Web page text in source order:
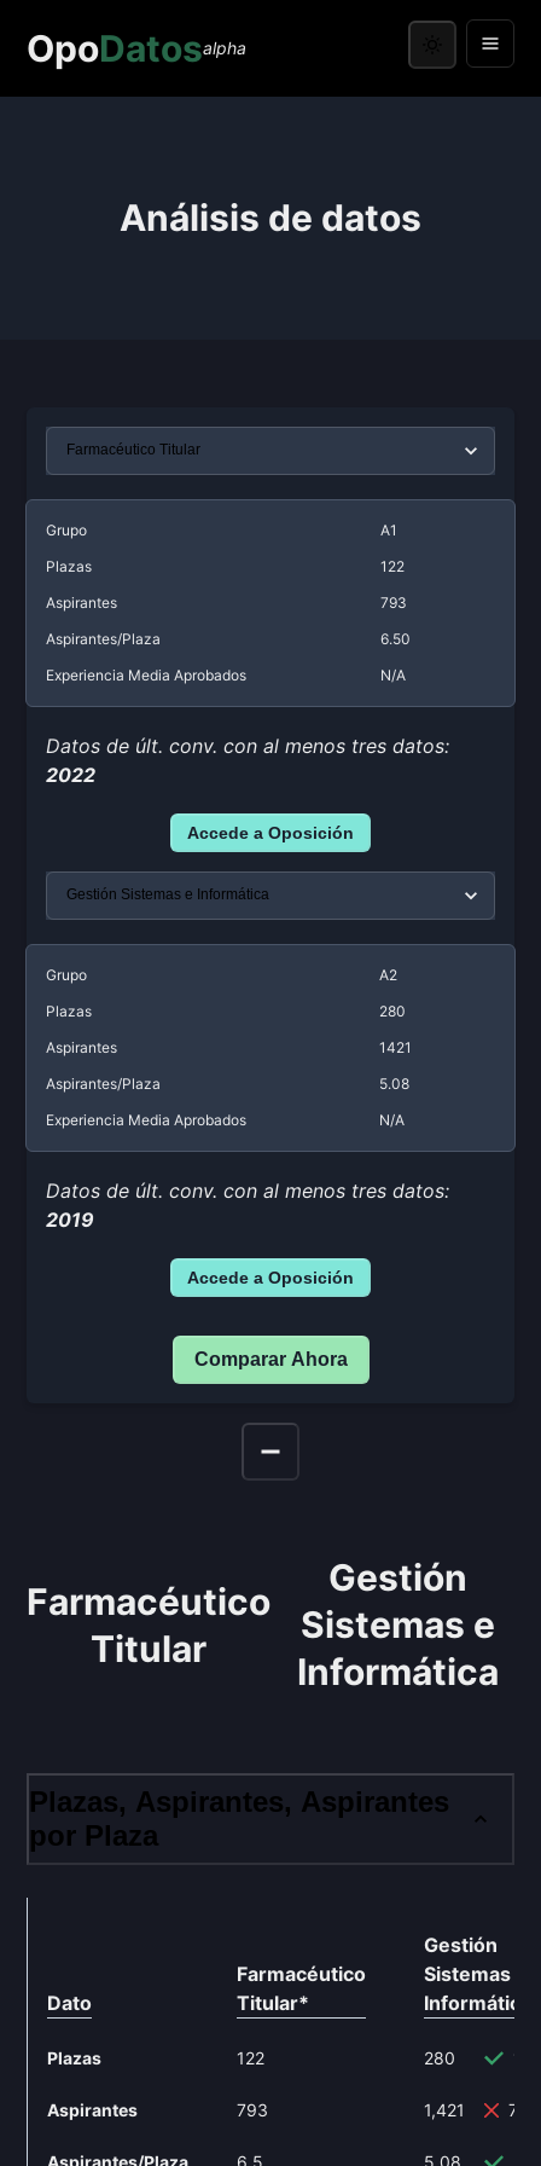
OpoDatosalpha
Análisis de datos
Grupo
A1
Plazas
122
Aspirantes
793
Aspirantes/Plaza
6.50
Experiencia Media Aprobados
N/A
Datos de últ. conv. con al menos tres datos:
2022
Accede a Oposición
Grupo
A2
Plazas
280
Aspirantes
1421
Aspirantes/Plaza
5.08
Experiencia Media Aprobados
N/A
Datos de últ. conv. con al menos tres datos:
2019
Accede a Oposición
Comparar Ahora
Farmacéutico
Titular
Gestión
Sistemas e
Informática
Plazas, Aspirantes, Aspirantes
por Plaza
Dato
Farmacéutico
Titular*
Plazas 122
Aspirantes 793
Aspirantes/Plaza 6.5
Gestión
Sistemas e
Informática
280
1,421
5.08